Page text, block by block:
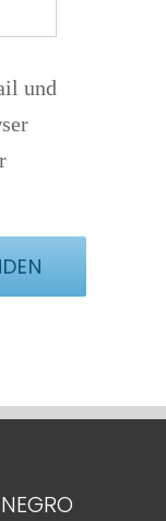
und